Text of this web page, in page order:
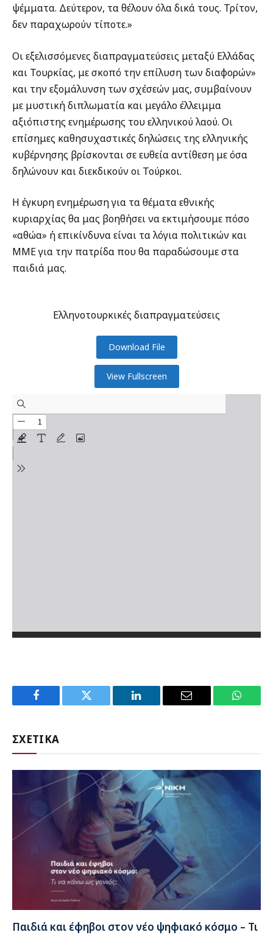
ψέμματα. Δεύτερον, τα θέλουν όλα δικά τους. Τρίτον,
δεν παραχωρούν τίποτε.»
Οι εξελισσόμενες διαπραγματεύσεις μεταξύ Ελλάδας
και Τουρκίας, με σκοπό την επίλυση των διαφορών»
και την εξομάλυνση των σχέσεών μας, συμβαίνουν
με μυστική διπλωματία και μεγάλο έλλειμμα
αξιόπιστης ενημέρωσης του ελληνικού λαού. Οι
επίσημες καθησυχαστικές δηλώσεις της ελληνικής
κυβέρνησης βρίσκονται σε ευθεία αντίθεση με όσα
δηλώνουν και διεκδικούν οι Τούρκοι.
Η έγκυρη ενημέρωση για τα θέματα εθνικής
κυριαρχίας θα μας βοηθήσει να εκτιμήσουμε πόσο
«αθώα» ή επικίνδυνα είναι τα λόγια πολιτικών και
ΜΜΕ για την πατρίδα που θα παραδώσουμε στα
παιδιά μας.
Ελληνοτουρκικές διαπραγματεύσεις
Download File
View Fullscreen
Facebook Twitter LinkedIn Email
ΣΧΕΤΙΚΑ
Παιδιά και έφηβοι στον νέο ψηφιακό κόσμο – Τι